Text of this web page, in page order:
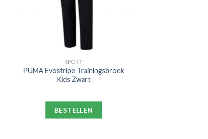
SPORT
PUMA Evostripe Trainingsbroek
Kids Zwart
BESTELLEN